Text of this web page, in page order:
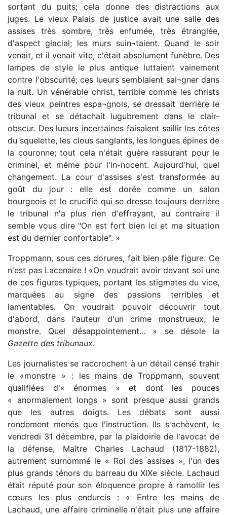
sortant du puits; cela donne des distractions aux
juges. Le vieux Palais de justice avait une salle des
assises très sombre, très enfumée, très étranglée,
d'aspect glacial; les murs suin¬taient. Quand le soir
venait, et il venait vite, c'était absolument funèbre. Des
lampes de style le plus antique luttaient vainement
contre l'obscurité; ces lueurs semblaient sai¬gner dans
la nuit. Un vénérable christ, terrible comme les christs
des vieux peintres espa¬gnols, se dressait derrière le
tribunal et se détachait lugubrement dans le clair-
obscur. Des lueurs incertaines faisaient saillir les côtes
du squelette, les clous sanglants, les longues épines de
la couronne; tout cela n'était guère rassurant pour le
criminel, et même pour l'in-nocent. Aujourd'hui, quel
changement. La cour d'assises s'est transformée au
goût du jour : elle est dorée comme un salon
bourgeois et le crucifié qui se dresse toujours derrière
le tribunal n'a plus rien d'effrayant, au contraire il
semble vous dire "On est fort bien ici et ma situation
est du dernier confortable". »
Troppmann, sous ces dorures, fait bien pâle figure. Ce
n'est pas Lacenaire ! «On voudrait avoir devant soi une
de ces figures typiques, portant les stigmates du vice,
marquées au signe des passions terribles et
lamentables. On voudrait pouvoir découvrir tout
d'abord, dans l'auteur d'un crime monstrueux, le
monstre. Quel désappointement... » se désole la
Gazette des tribunaux.
Les journalistes se raccrochent à un détail censé trahir
le «monstre » : les mains de Troppmann, souvent
qualifiées d'« énormes » et dont les pouces
« anormalement longs » sont presque aussi grands
que les autres doigts. Les débats sont aussi
rondement menés que l'instruction. Ils s'achèvent, le
vendredi 31 décembre, par la plaidoirie de l'avocat de
la défense, Maître Charles Lachaud (1817-1882),
autrement surnommé le « Roi des assises », l'un des
plus grands ténors du barreau du XIXe siècle. Lachaud
était réputé pour son éloquence propre à ramollir les
cœurs les plus endurcis : « Entre les mains de
Lachaud, une affaire criminelle n'était plus une affaire